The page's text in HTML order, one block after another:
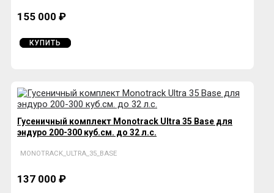
155 000 ₽
КУПИТЬ
Гусеничный комплект Monotrack Ultra 35 Base для
эндуро 200-300 куб.см. до 32 л.с.
MONOTRACK_ULTRA_35_BASE
137 000 ₽